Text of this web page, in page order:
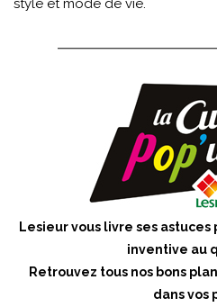
style et mode de vie.
Lesieur vous livre ses
inventive au
Retrouvez tous nos bons
dans vos